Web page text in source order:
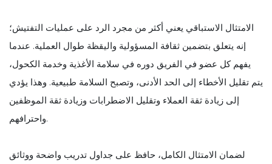
الامتثال الاستباقي يعني أكثر من مجرد الرد على عمليات التفتيش؛
إنه يتعلق بتضمين ثقافة المسؤولية واليقظة طوال العملية. عندما
يفهم كل عضو في الفريق دوره في سلامة الأغذية وخدمة الكحول،
يتم تقليل الأخطاء إلى الحد الأدنى، وتصبح السلامة طبيعية. وهذا يؤدي
إلى زيادة ثقة العملاء وتقليل الاضطرابات وزيادة ثقة الموظفين
واحترافهم.
لضمان الامتثال الكامل، حافظ على جداول تدريب واضحة ووثائق